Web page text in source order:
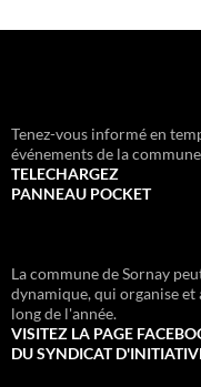
Tenez-vous informé en
événements de la
TELECHARGEZ
PANNEAU POCKET
La commune de Sornay
dynamique, qui organise
long de l'année.
VISITEZ LA PAGE
DU SYNDICAT